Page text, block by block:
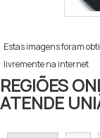
Estas imagens foram
livremente na internet
REGIÕES
ATENDE